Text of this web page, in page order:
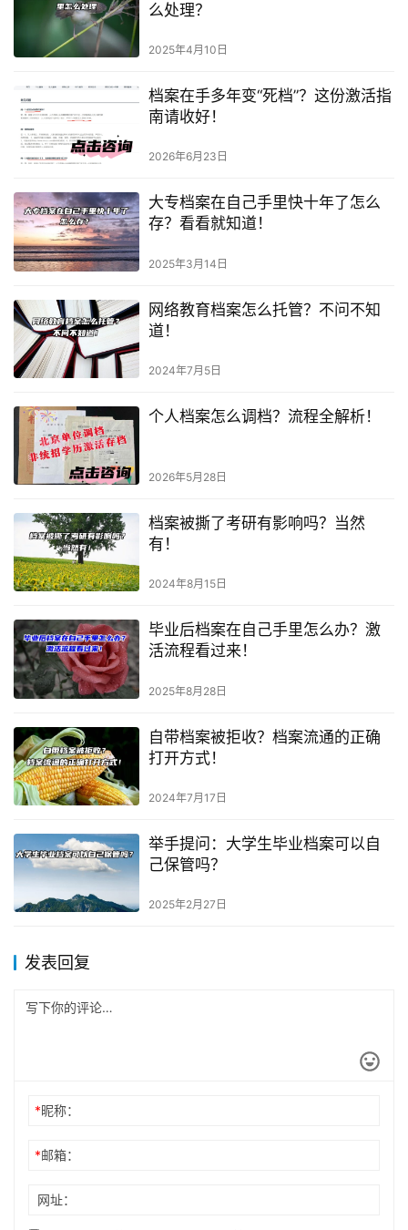
么处理？
2025年4月10日
档案在手多年变“死档”？这份激活指
南请收好！
2026年6月23日
大专档案在自己手里快十年了怎么
存？看看就知道！
2025年3月14日
网络教育档案怎么托管？不问不知
道！
2024年7月5日
个人档案怎么调档？流程全解析！
2026年5月28日
档案被撕了考研有影响吗？当然
有！
2024年8月15日
毕业后档案在自己手里怎么办？激
活流程看过来！
2025年8月28日
自带档案被拒收？档案流通的正确
打开方式！
2024年7月17日
举手提问：大学生毕业档案可以自
己保管吗？
2025年2月27日
发表回复
*昵称：
*邮箱：
网址：